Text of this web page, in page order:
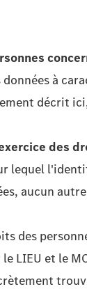
à
décrit
des
aucun
des
LIEU et le